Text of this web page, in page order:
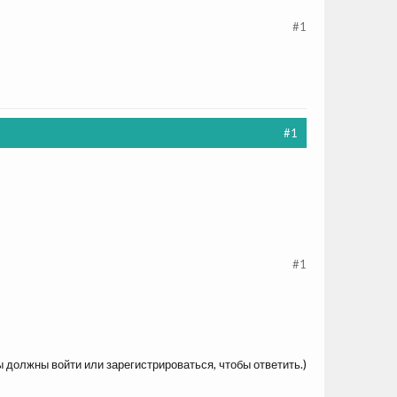
#1
#1
#1
должны войти или зарегистрироваться, чтобы ответить.)